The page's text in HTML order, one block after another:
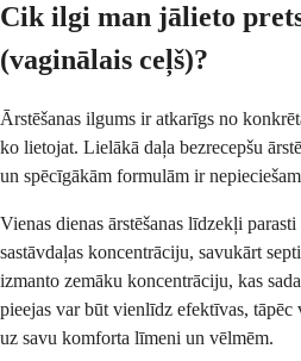
Cik ilgi man jālieto
(vaginālais ceļš)?
Ārstēšanas ilgums ir atkarīgs no
ko lietojat. Lielākā daļa bezrecepšu
un spēcīgākām formulām ir
Vienas dienas ārstēšanas līdzekļi
sastāvdaļas koncentrāciju, savukārt
izmanto zemāku koncentrāciju, kas
pieejas var būt vienlīdz efektīvas, tāpēc
uz savu komforta līmeni un vēlmēm.